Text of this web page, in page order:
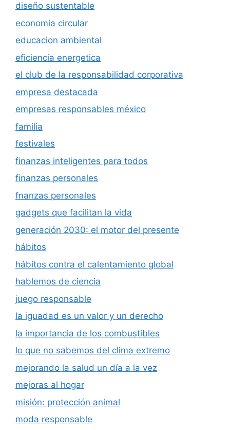
diseño sustentable
economia circular
educacion ambiental
eficiencia energetica
el club de la responsabilidad corporativa
empresa destacada
empresas responsables méxico
familia
festivales
finanzas inteligentes para todos
finanzas personales
fnanzas personales
gadgets que facilitan la vida
generación 2030: el motor del presente
hábitos
hábitos contra el calentamiento global
hablemos de ciencia
juego responsable
la iguadad es un valor y un derecho
la importancia de los combustibles
lo que no sabemos del clima extremo
mejorando la salud un día a la vez
mejoras al hogar
misión: protección animal
moda responsable